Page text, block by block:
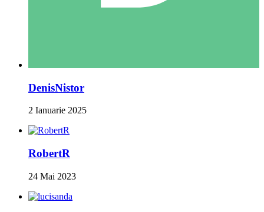
DenisNistor
2 Ianuarie 2025
RobertR
24 Mai 2023